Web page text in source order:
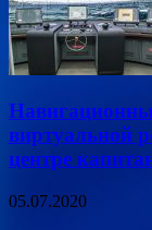
виртуальной
центре
05.07.2020